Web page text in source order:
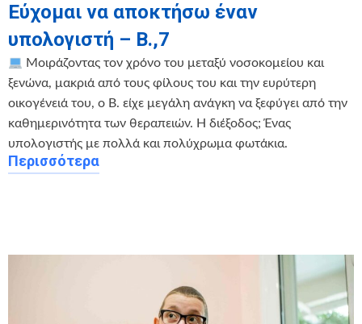
Εύχομαι να αποκτήσω έναν
υπολογιστή – Β.,7
Μοιράζοντας τον χρόνο του μεταξύ νοσοκομείου και
ξενώνα, μακριά από τους φίλους του και την ευρύτερη
οικογένειά του, o B. είχε μεγάλη ανάγκη να ξεφύγει από την
καθημερινότητα των θεραπειών. Η διέξοδος; Ένας
υπολογιστής με πολλά και πολύχρωμα φωτάκια.
Περισσότερα